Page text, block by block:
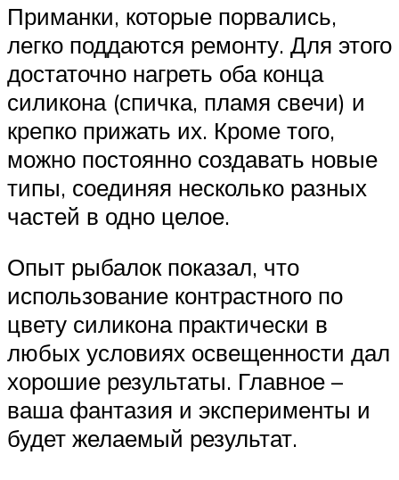
Приманки, которые порвались,
легко поддаются ремонту. Для этого
достаточно нагреть оба конца
силикона (спичка, пламя свечи) и
крепко прижать их. Кроме того,
можно постоянно создавать новые
типы, соединяя несколько разных
частей в одно целое.
Опыт рыбалок показал, что
использование контрастного по
цвету силикона практически в
любых условиях освещенности дал
хорошие результаты. Главное –
ваша фантазия и эксперименты и
будет желаемый результат.